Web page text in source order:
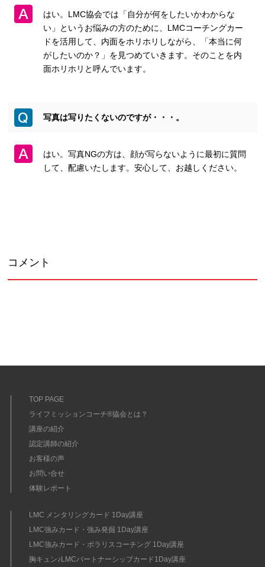
はい。LMC協会では「自分が何をしたいかわからな
い」というお悩みの方のために、LMCコーチングカー
ドを活用して、内面をホリホリしながら、「本当に何
がしたいのか？」を見つめていきます。そのことを内
面ホリホリと呼んでいます。
写真は写りたくないのですが・・・。
はい。写真NGの方は、顔が写らないように最初に質問
して、配慮いたします。安心して、お越しください。
コメント
TOP PAGE
ライフミッションコーチ®協会とは？
講座の紹介
認定講師の紹介
お客様の声
お問い合せ
体験レポート
LMC メンタリングカード 1Day講座
LMC強みカード・強み発掘 1Day講座
LMC強みカード・ポラリスコーチング 1Day講座
胸キュン♪LMCパートナーシップカード1Day講座